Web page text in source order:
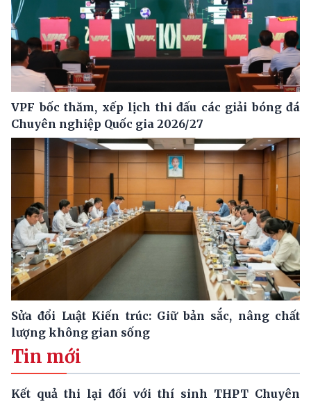
VPF bốc thăm, xếp lịch thi đấu các giải bóng đá
Chuyên nghiệp Quốc gia 2026/27
Sửa đổi Luật Kiến trúc: Giữ bản sắc, nâng chất
lượng không gian sống
Tin mới
Kết quả thi lại đối với thí sinh THPT Chuyên